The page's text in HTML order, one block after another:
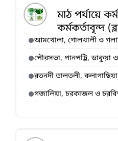
মাঠ পর্যায়ে
কর্মকর্তাবৃন্দ
তালিকা)
আমখোলা, গোলখালী ও
পৌরসভা, পানপট্টি, ডাকুয়া ও
রতনদী তালতলী,
গজালিয়া, চরকাজল ও